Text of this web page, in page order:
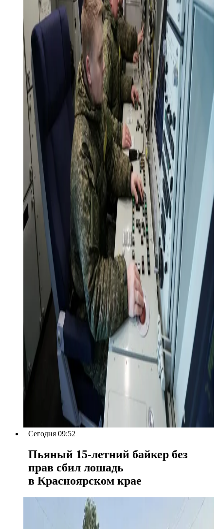
Сегодня 09:52
Пьяный 15-летний байкер без
прав сбил лошадь
в Красноярском крае